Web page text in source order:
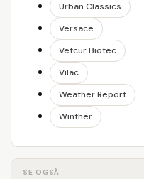
Urban Classics
Versace
Vetcur Biotec
Vilac
Weather Report
Winther
SE OGSÅ